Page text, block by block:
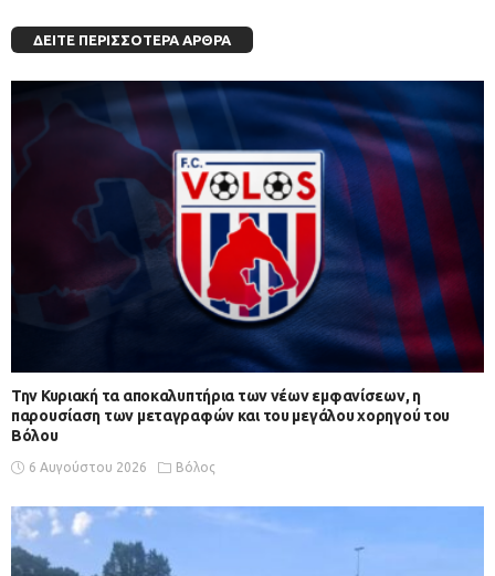
ΔΕΊΤΕ ΠΕΡΙΣΣΌΤΕΡΑ ΆΡΘΡΑ
Την Κυριακή τα αποκαλυπτήρια των νέων εμφανίσεων, η
παρουσίαση των μεταγραφών και του μεγάλου χορηγού του
Βόλου
6 Αυγούστου 2026 Βόλος